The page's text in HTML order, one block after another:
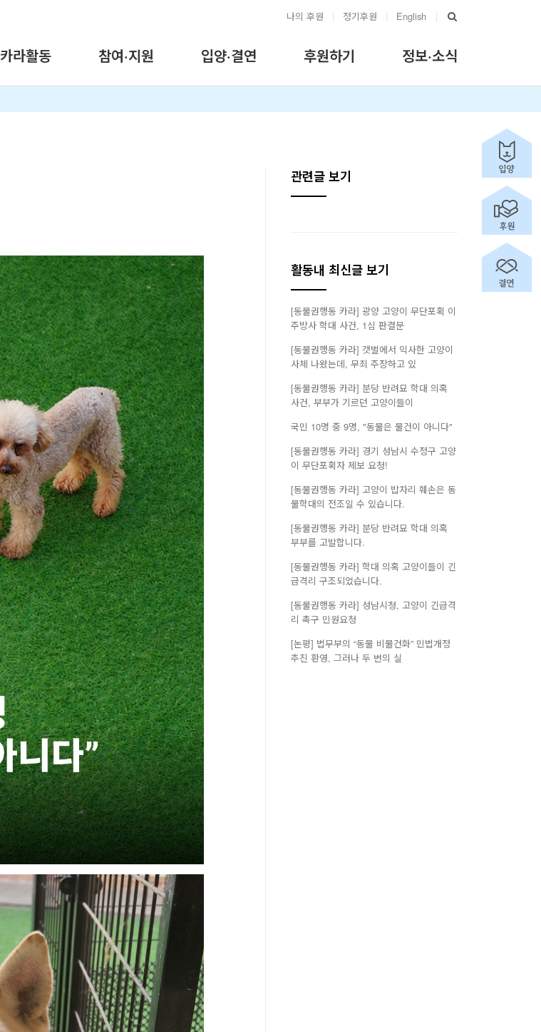
나의 후원 | 정기후원 | English |
카라활동 참여·지원 입양·결연 후원하기 정보·소식
관련글 보기
활동내 최신글 보기
[동물권행동 카라] 광양 고양이 무단포획 이
주방사 학대 사건, 1심 판결문
[동물권행동 카라] 갯벌에서 익사한 고양이
사체 나왔는데, 무죄 주장하고 있
[동물권행동 카라] 분당 반려묘 학대 의혹
사건, 부부가 기르던 고양이들이
국민 10명 중 9명, "동물은 물건이 아니다"
[동물권행동 카라] 경기 성남시 수정구 고양
이 무단포획자 제보 요청!
[동물권행동 카라] 고양이 밥자리 훼손은 동
물학대의 전조일 수 있습니다.
[동물권행동 카라] 분당 반려묘 학대 의혹
부부를 고발합니다.
[동물권행동 카라] 학대 의혹 고양이들이 긴
급격리 구조되었습니다.
[동물권행동 카라] 성남시청, 고양이 긴급격
리 촉구 민원요청
[논평] 법무부의 “동물 비물건화” 민법개정
추진 환영, 그러나 두 번의 실